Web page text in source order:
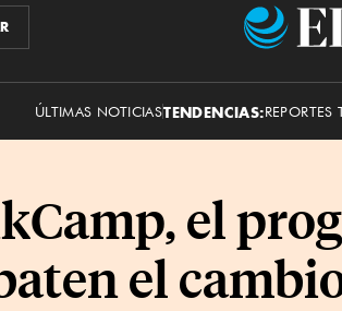
ÚLTIMAS NOTICIASTENDENCIAS:REPORTES
el
el